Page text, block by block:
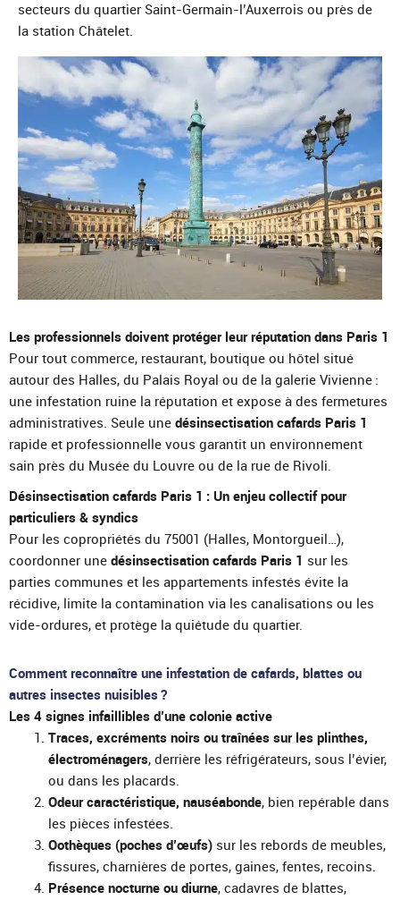
secteurs du quartier Saint-Germain-l’Auxerrois ou près de
la station Châtelet.
Les professionnels doivent protéger leur réputation dans Paris 1
Pour tout commerce, restaurant, boutique ou hôtel situé
autour des Halles, du Palais Royal ou de la galerie Vivienne :
une infestation ruine la réputation et expose à des fermetures
administratives. Seule une désinsectisation cafards Paris 1
rapide et professionnelle vous garantit un environnement
sain près du Musée du Louvre ou de la rue de Rivoli.
Désinsectisation cafards Paris 1 : Un enjeu collectif pour
particuliers & syndics
Pour les copropriétés du 75001 (Halles, Montorgueil…),
coordonner une désinsectisation cafards Paris 1 sur les
parties communes et les appartements infestés évite la
récidive, limite la contamination via les canalisations ou les
vide-ordures, et protège la quiétude du quartier.
Comment reconnaître une infestation de cafards, blattes ou
autres insectes nuisibles ?
Les 4 signes infaillibles d’une colonie active
Traces, excréments noirs ou traînées sur les plinthes,
électroménagers, derrière les réfrigérateurs, sous l’évier,
ou dans les placards.
Odeur caractéristique, nauséabonde, bien repérable dans
les pièces infestées.
Oothèques (poches d’œufs)sur les rebords de meubles,
fissures, charnières de portes, gaines, fentes, recoins.
Présence nocturne ou diurne, cadavres de blattes,